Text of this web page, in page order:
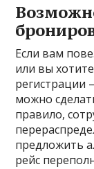
Если вам
или вы
регистрации
можно
правило,
предложить
рейс